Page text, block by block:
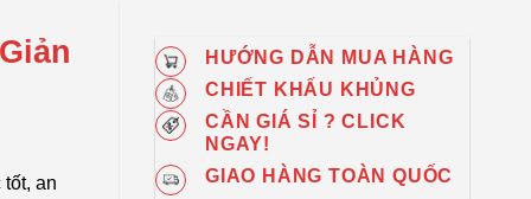
HƯỚNG DẪN MUA HÀNG
CHIẾT KHẤU KHỦNG
CẦN GIÁ SỈ ? CLICK
NGAY!
GIAO HÀNG TOÀN QUỐC
an